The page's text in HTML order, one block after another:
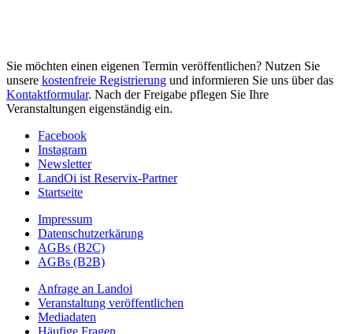
Sie möchten einen eigenen Termin veröffentlichen? Nutzen Sie
unsere kostenfreie Registrierung und informieren Sie uns über das
Kontaktformular. Nach der Freigabe pflegen Sie Ihre
Veranstaltungen eigenständig ein.
Facebook
Instagram
Newsletter
LandOi ist Reservix-Partner
Startseite
Impressum
Datenschutzerkärung
AGBs (B2C)
AGBs (B2B)
Anfrage an Landoi
Veranstaltung veröffentlichen
Mediadaten
Häufige Fragen